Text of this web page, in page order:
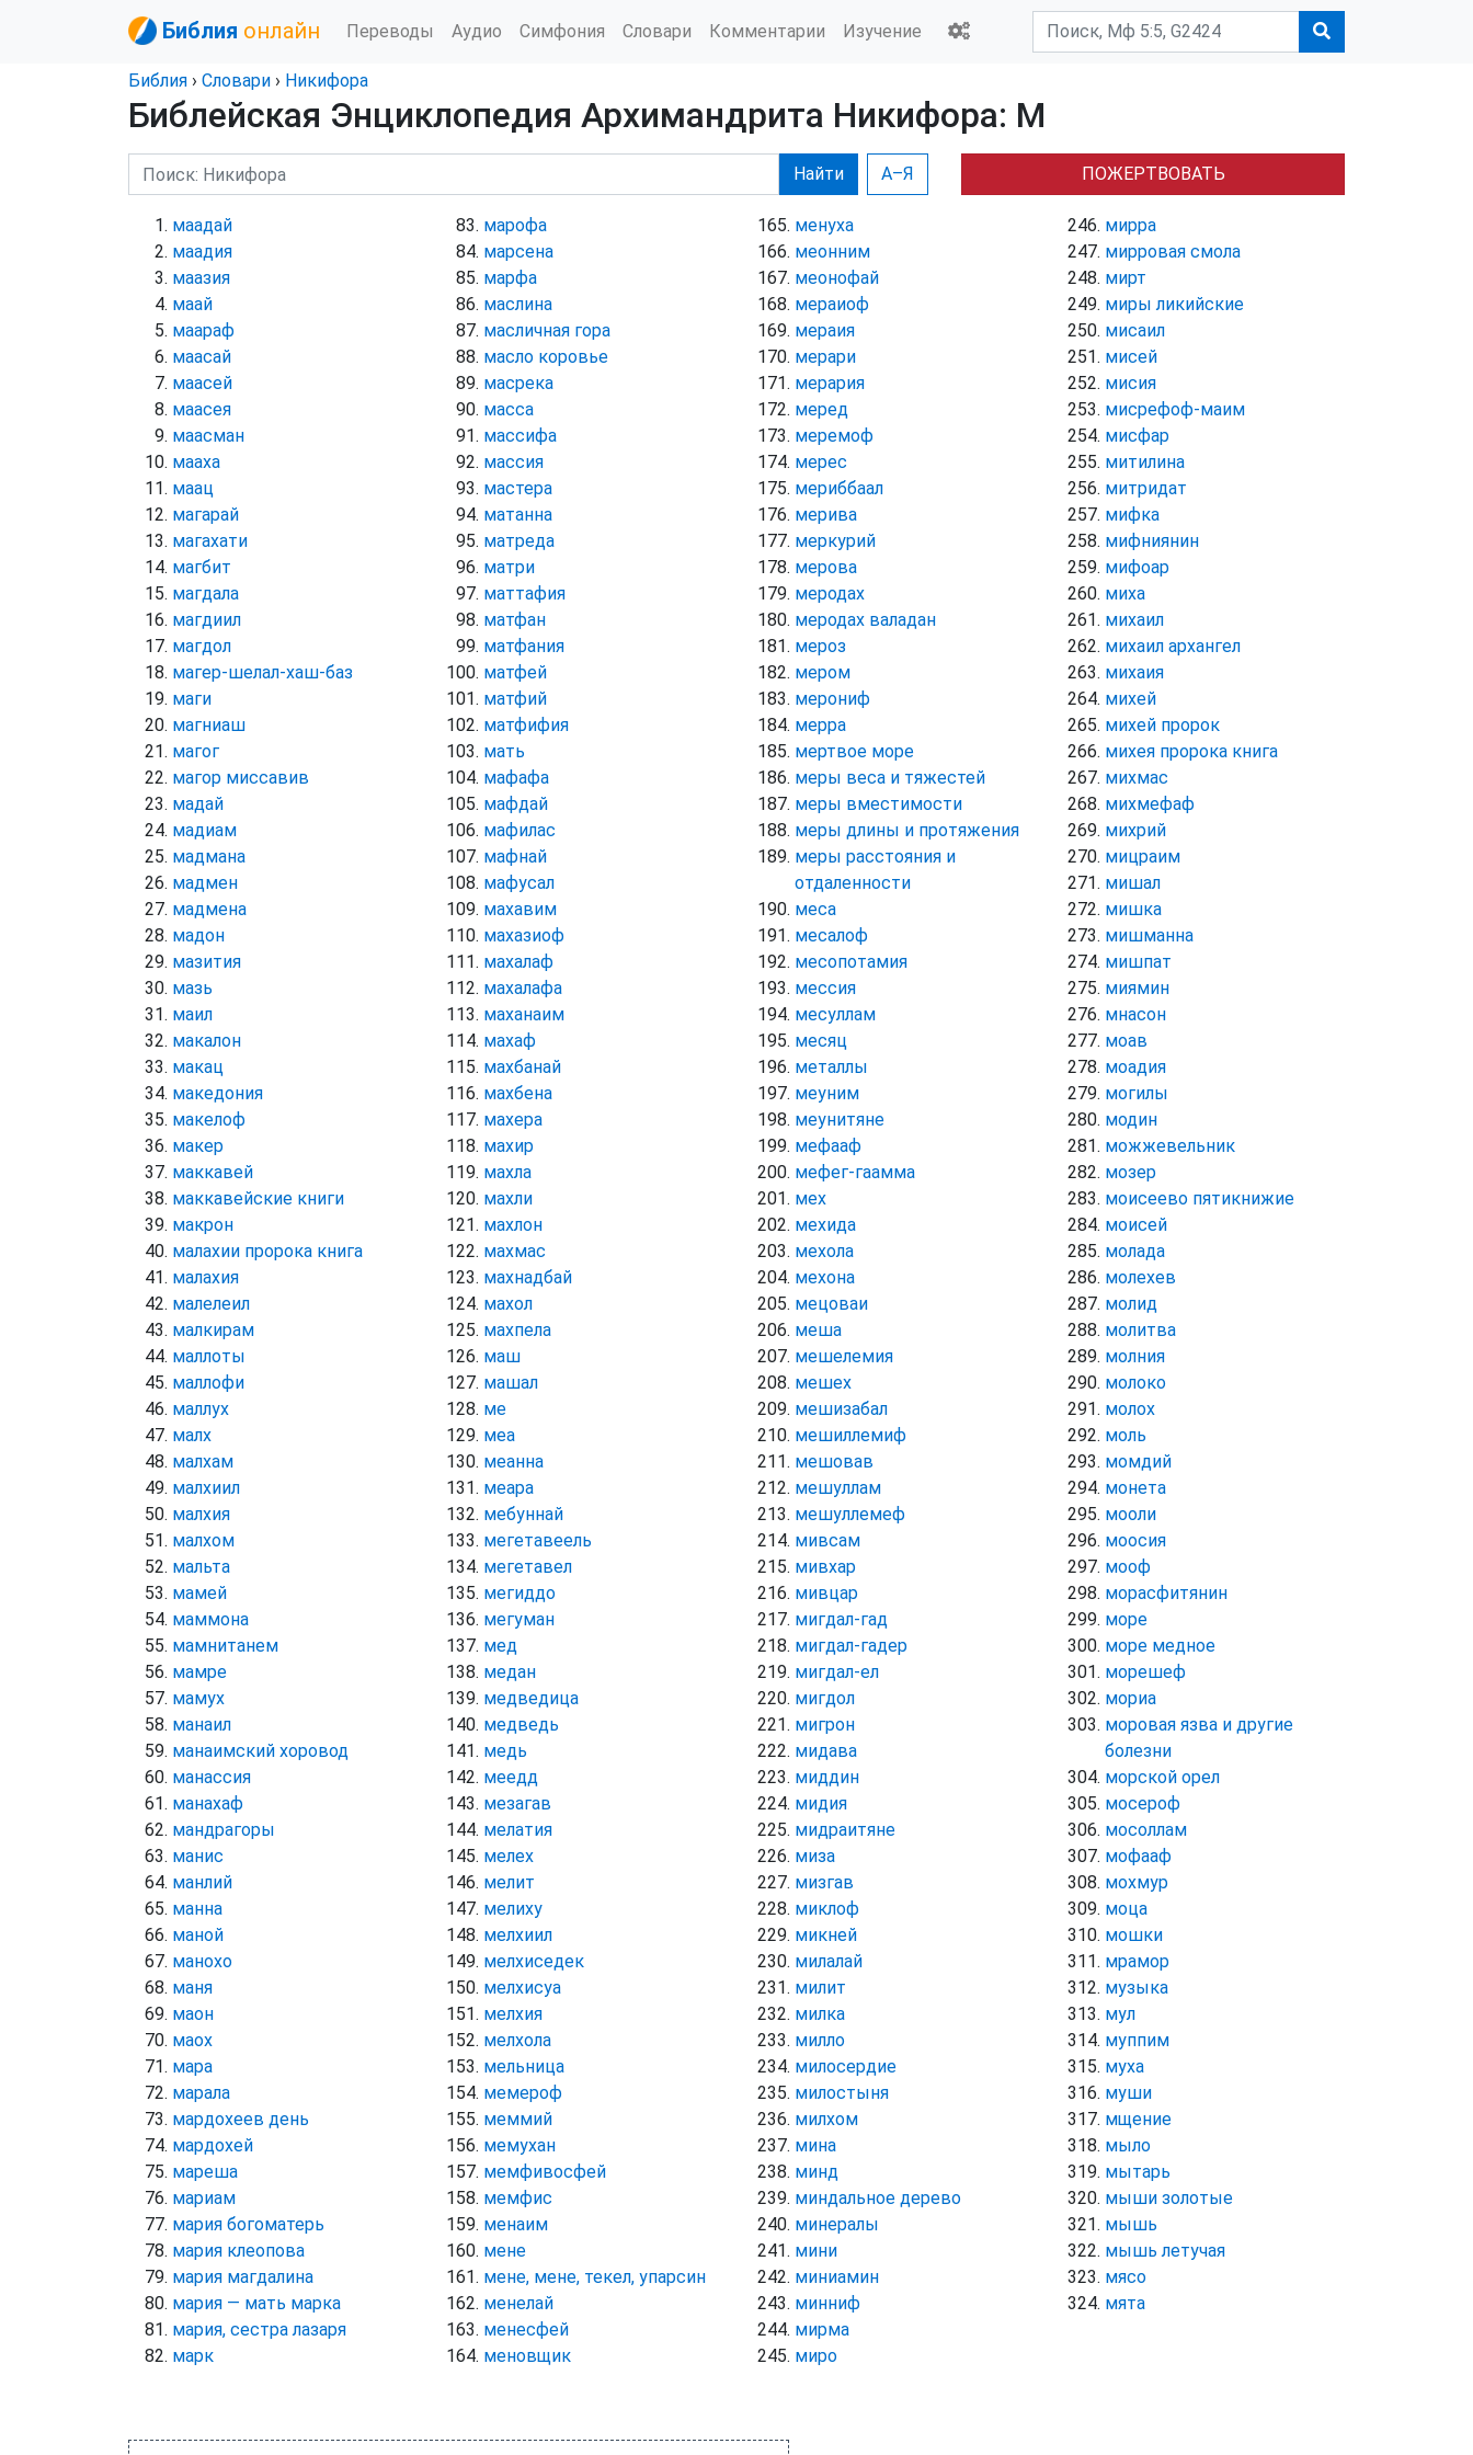
Библия онлайн Переводы Аудио Симфония Словари Комментарии Изучение
Библия › Словари › Никифора
Библейская Энциклопедия Архимандрита Никифора: М
Найти А–Я ПОЖЕРТВОВАТЬ
маадай
маадия
маазия
маай
маараф
маасай
маасей
маасея
маасман
мааха
маац
магарай
магахати
магбит
магдала
магдиил
магдол
магер-шелал-хаш-баз
маги
магниаш
магог
магор миссавив
мадай
мадиам
мадмана
мадмен
мадмена
мадон
мазития
мазь
маил
макалон
макац
македония
макелоф
макер
маккавей
маккавейские книги
макрон
малахии пророка книга
малахия
малелеил
малкирам
маллоты
маллофи
маллух
малх
малхам
малхиил
малхия
малхом
мальта
мамей
маммона
мамнитанем
мамре
мамух
манаил
манаимский хоровод
манассия
манахаф
мандрагоры
манис
манлий
манна
маной
манохо
маня
маон
маох
мара
марала
мардохеев день
мардохей
мареша
мариам
мария богоматерь
мария клеопова
мария магдалина
мария — мать марка
мария, сестра лазаря
марк
марофа
марсена
марфа
маслина
масличная гора
масло коровье
масрека
масса
массифа
массия
мастера
матанна
матреда
матри
маттафия
матфан
матфания
матфей
матфий
матфифия
мать
мафафа
мафдай
мафилас
мафнай
мафусал
махавим
махазиоф
махалаф
махалафа
маханаим
махаф
махбанай
махбена
махера
махир
махла
махли
махлон
махмас
махнадбай
махол
махпела
маш
машал
ме
меа
меанна
меара
мебуннай
мегетавеель
мегетавел
мегиддо
мегуман
мед
медан
медведица
медведь
медь
меедд
мезагав
мелатия
мелех
мелит
мелиху
мелхиил
мелхиседек
мелхисуа
мелхия
мелхола
мельница
мемероф
меммий
мемухан
мемфивосфей
мемфис
менаим
мене
мене, мене, текел, упарсин
менелай
менесфей
меновщик
менуха
меонним
меонофай
мераиоф
мераия
мерари
мерария
меред
меремоф
мерес
мериббаал
мерива
меркурий
мерова
меродах
меродах валадан
мероз
мером
мерониф
мерра
мертвое море
меры веса и тяжестей
меры вместимости
меры длины и протяжения
меры расстояния и
отдаленности
меса
месалоф
месопотамия
мессия
месуллам
месяц
металлы
меуним
меунитяне
мефааф
мефег-гаамма
мех
мехида
мехола
мехона
мецоваи
меша
мешелемия
мешех
мешизабал
мешиллемиф
мешовав
мешуллам
мешуллемеф
мивсам
мивхар
мивцар
мигдал-гад
мигдал-гадер
мигдал-ел
мигдол
мигрон
мидава
миддин
мидия
мидраитяне
миза
мизгав
миклоф
микней
милалай
милит
милка
милло
милосердие
милостыня
милхом
мина
минд
миндальное дерево
минералы
мини
миниамин
минниф
мирма
миро
мирра
мирровая смола
мирт
миры ликийские
мисаил
мисей
мисия
мисрефоф-маим
мисфар
митилина
митридат
мифка
мифниянин
мифоар
миха
михаил
михаил архангел
михаия
михей
михей пророк
михея пророка книга
михмас
михмефаф
михрий
мицраим
мишал
мишка
мишманна
мишпат
миямин
мнасон
моав
моадия
могилы
модин
можжевельник
мозер
моисеево пятикнижие
моисей
молада
молехев
молид
молитва
молния
молоко
молох
моль
момдий
монета
мооли
моосия
мооф
морасфитянин
море
море медное
морешеф
мориа
моровая язва и другие
болезни
морской орел
мосероф
мосоллам
мофааф
мохмур
моца
мошки
мрамор
музыка
мул
муппим
муха
муши
мщение
мыло
мытарь
мыши золотые
мышь
мышь летучая
мясо
мята